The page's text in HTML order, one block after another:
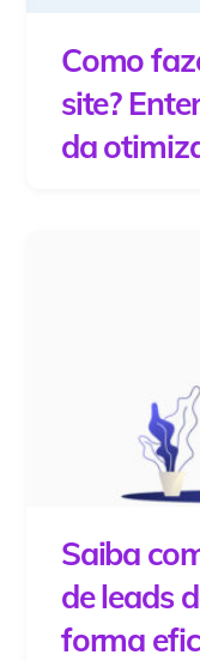
Como
site?
da
Saiba
de leads
forma